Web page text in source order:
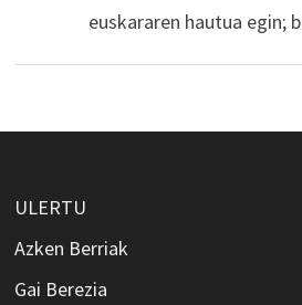
euskararen hautua egin;
ULERTU
Azken Berriak
Gai Berezia